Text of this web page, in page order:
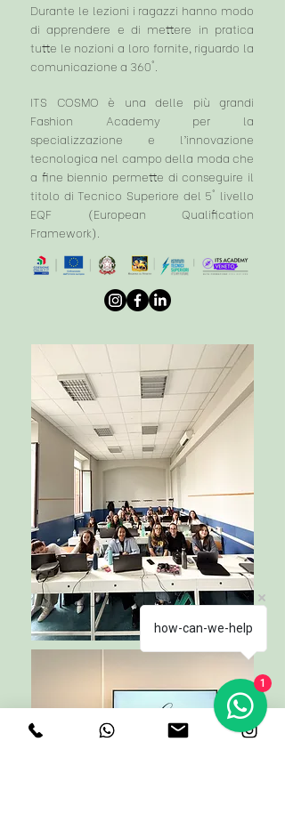
Durante le lezioni i ragazzi hanno modo
di apprendere e di mettere in pratica
tutte le nozioni a loro fornite, riguardo la
comunicazione a 360°.
ITS COSMO è una delle più grandi
Fashion Academy per la
specializzazione e l’innovazione
tecnologica nel campo della moda che
a fine biennio permette di conseguire il
titolo di Tecnico Superiore del 5° livello
EQF (European Qualification
Framework).
how-can-we-help
1